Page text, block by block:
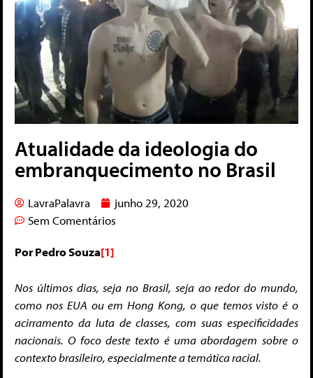
Atualidade da ideologia do
embranquecimento no Brasil
LavraPalavra
junho 29, 2020
Sem Comentários
Por Pedro Souza[1]
Nos últimos dias, seja no Brasil, seja ao redor do mundo,
como nos EUA ou em Hong Kong, o que temos visto é o
acirramento da luta de classes, com suas especificidades
nacionais. O foco deste texto é uma abordagem sobre o
contexto brasileiro, especialmente a temática racial.